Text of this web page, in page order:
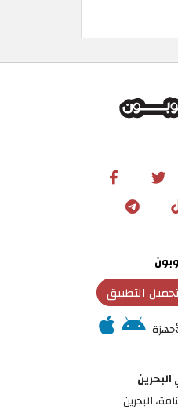
التطبيق
الحورة - المنامة‎، البحرين